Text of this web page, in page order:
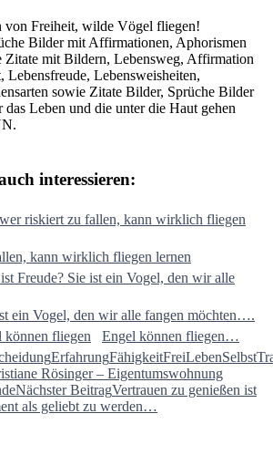
von Freiheit, wilde Vögel fliegen!
Bilder mit Affirmationen, Aphorismen
Zitate mit Bildern, Lebensweg, Affirmation
Lebensweisheiten,
sowie Zitate Bilder, Sprüche Bilder
Leben und die unter die Haut gehen
interessieren:
kann wirklich fliegen lernen
ein Vogel, den wir alle fangen möchten….
Engel können fliegen…
ErfahrungFähigkeitFreiLebenSelbst
Rösinger – Eigentumswohnung
Nächster BeitragVertrauen zu genießen ist
als geliebt zu werden…